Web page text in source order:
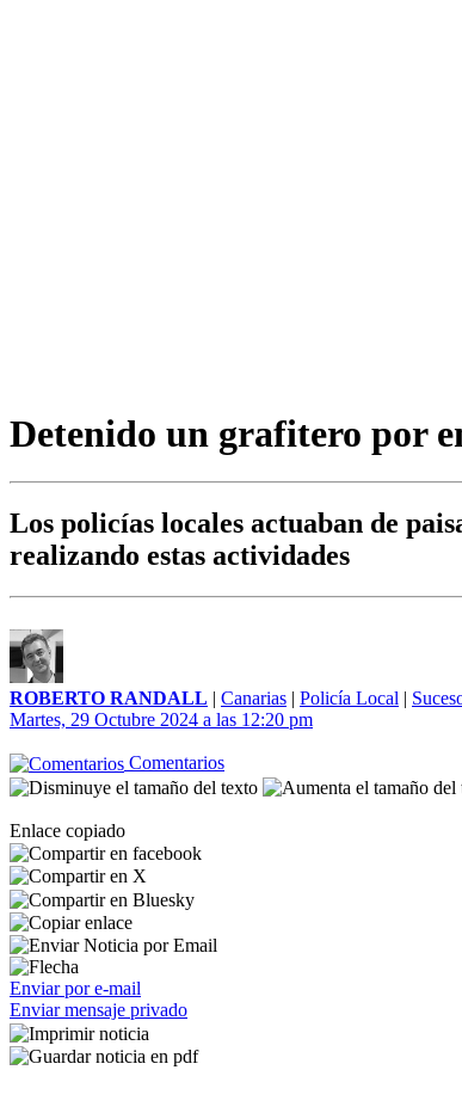
Detenido un grafitero por
Los policías locales actuaban de
realizando estas actividades
ROBERTO RANDALL | Canarias | Policía Local |
Martes, 29 Octubre 2024 a las 12:20 pm
Comentarios
Enlace copiado
Enviar por e-mail
Enviar mensaje privado